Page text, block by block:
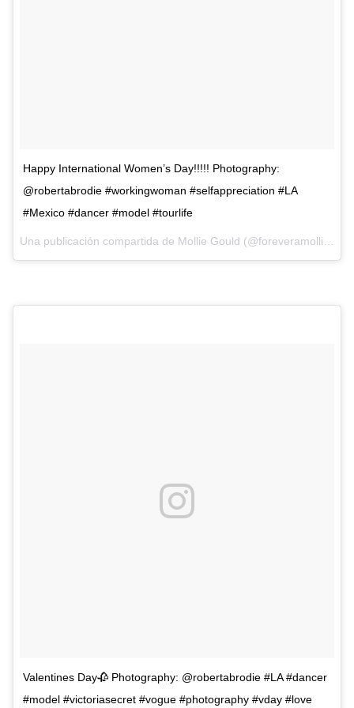
Happy International Women’s Day!!!!! Photography:
@robertabrodie #workingwoman #selfappreciation #LA
#Mexico #dancer #model #tourlife
Una publicación compartida de Mollie Gould (@foreveramollie) el
Valentines Day🥀 Photography: @robertabrodie #LA #dancer
#model #victoriasecret #vogue #photography #vday #love